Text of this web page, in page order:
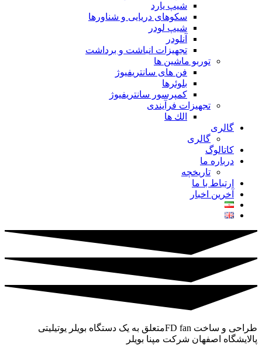
شيپ يارد
سكوهای دريايی و شناورها
شيپ لودر
آنلودر
تجهيزات انباشت و برداشت
توربو ماشين ها
فن های سانتريفيوژ
بلوئرها
کمپرسور سانتریفیوژ
تجهیزات فرآیندی
الك ها
گالری
گالری
کاتالوگ
درباره ما
تاريخچه
ارتباط با ما
آخرین اخبار
طراحی و ساخت FD fanمتعلق به یک دستگاه بویلر یوتیلیتی
پالایشگاه اصفهان شرکت مپنا بویلر